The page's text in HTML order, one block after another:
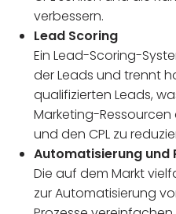
verbessern.
Lead Scoring
Ein Lead-Scoring-
der Leads und trennt
qualifizierten Leads,
Marketing-
und den CPL zu
Automatisierung
Die auf dem Markt
zur Automatisierung